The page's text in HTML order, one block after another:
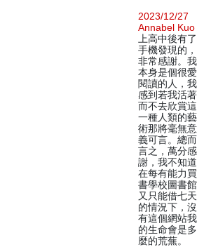
2023/12/27
Annabel Kuo
上高中後有了
手機發現的，
非常感謝。我
本身是個很愛
閱讀的人，我
感到若我活著
而不去欣賞這
一種人類的藝
術那將毫無意
義可言。總而
言之，萬分感
謝，我不知道
在每有能力買
書學校圖書館
又只能借七天
的情況下，沒
有這個網站我
的生命會是多
麼的荒蕪。